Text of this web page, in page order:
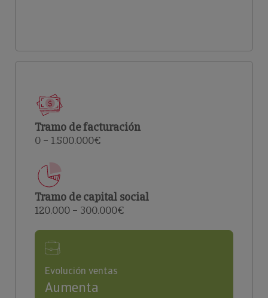
Tramo de facturación
0 – 1.500.000€
Tramo de capital social
120.000 – 300.000€
Evolución ventas
Aumenta